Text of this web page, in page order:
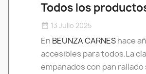
Todos los
date_range 13 Julio 2025
En BEUNZA CARNEShace
accesibles para todos.La
empanados con pan